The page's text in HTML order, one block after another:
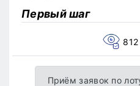
Первый шаг
812
Приём заявок по